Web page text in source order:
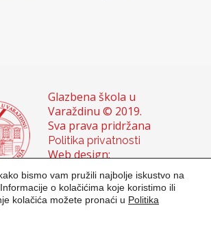
Glazbena škola u
Varaždinu © 2019.
Sva prava pridržana
Politika privatnosti
Web design:
Domagoj Sigur &
Sanja Buhin
bismo vam pružili najbolje iskustvo na
o kolačićima koje koristimo ili
kolačića možete pronaći u Politika